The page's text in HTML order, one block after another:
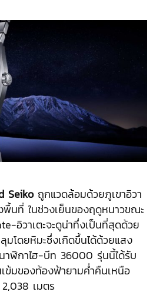
Seikoถูกแวดล้อมด้วยภูเขาอิวา
พื้นที่ ในช่วงเย็นของฤดูหนาวขณะ
อิวาเตะจะดูน่าทึ่งเป็นที่สุดด้วย
มโดยหิมะซึ่งเกิดขึ้นได้ด้วยแสง
าฬิกาไฮ-บีท 36000 รุ่นนี้ได้รับ
ข้มของท้องฟ้ายามค่ำคืนเหนือ
เมตร